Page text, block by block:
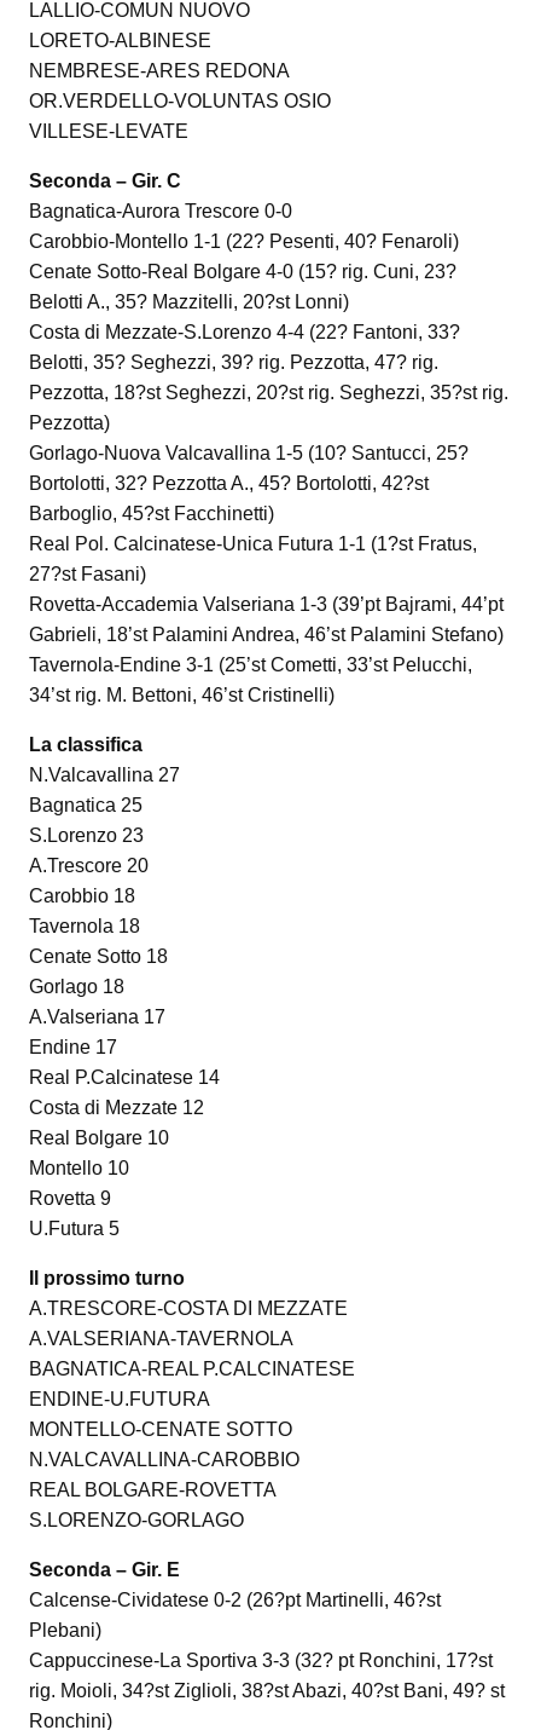
LALLIO-COMUN NUOVO
LORETO-ALBINESE
NEMBRESE-ARES REDONA
OR.VERDELLO-VOLUNTAS OSIO
VILLESE-LEVATE
Seconda – Gir. C
Bagnatica-Aurora Trescore 0-0
Carobbio-Montello 1-1 (22? Pesenti, 40? Fenaroli)
Cenate Sotto-Real Bolgare 4-0 (15? rig. Cuni, 23?
Belotti A., 35? Mazzitelli, 20?st Lonni)
Costa di Mezzate-S.Lorenzo 4-4 (22? Fantoni, 33?
Belotti, 35? Seghezzi, 39? rig. Pezzotta, 47? rig.
Pezzotta, 18?st Seghezzi, 20?st rig. Seghezzi, 35?st rig.
Pezzotta)
Gorlago-Nuova Valcavallina 1-5 (10? Santucci, 25?
Bortolotti, 32? Pezzotta A., 45? Bortolotti, 42?st
Barboglio, 45?st Facchinetti)
Real Pol. Calcinatese-Unica Futura 1-1 (1?st Fratus,
27?st Fasani)
Rovetta-Accademia Valseriana 1-3 (39’pt Bajrami, 44’pt
Gabrieli, 18’st Palamini Andrea, 46’st Palamini Stefano)
Tavernola-Endine 3-1 (25’st Cometti, 33’st Pelucchi,
34’st rig. M. Bettoni, 46’st Cristinelli)
La classifica
N.Valcavallina 27
Bagnatica 25
S.Lorenzo 23
A.Trescore 20
Carobbio 18
Tavernola 18
Cenate Sotto 18
Gorlago 18
A.Valseriana 17
Endine 17
Real P.Calcinatese 14
Costa di Mezzate 12
Real Bolgare 10
Montello 10
Rovetta 9
U.Futura 5
Il prossimo turno
A.TRESCORE-COSTA DI MEZZATE
A.VALSERIANA-TAVERNOLA
BAGNATICA-REAL P.CALCINATESE
ENDINE-U.FUTURA
MONTELLO-CENATE SOTTO
N.VALCAVALLINA-CAROBBIO
REAL BOLGARE-ROVETTA
S.LORENZO-GORLAGO
Seconda – Gir. E
Calcense-Cividatese 0-2 (26?pt Martinelli, 46?st
Plebani)
Cappuccinese-La Sportiva 3-3 (32? pt Ronchini, 17?st
rig. Moioli, 34?st Ziglioli, 38?st Abazi, 40?st Bani, 49? st
Ronchini)